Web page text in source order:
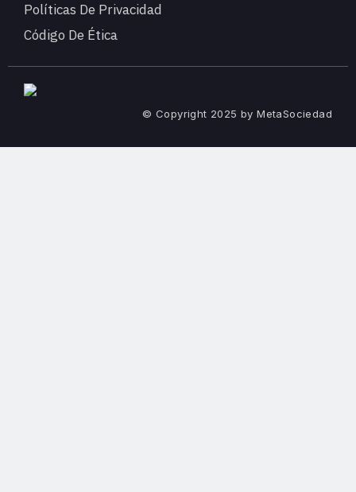
Políticas De Privacidad
Código De Ética
© Copyright 2025 by MetaSociedad